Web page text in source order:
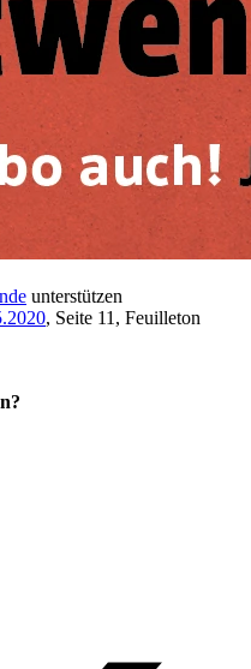
unterstützen
, Seite 11, Feuilleton